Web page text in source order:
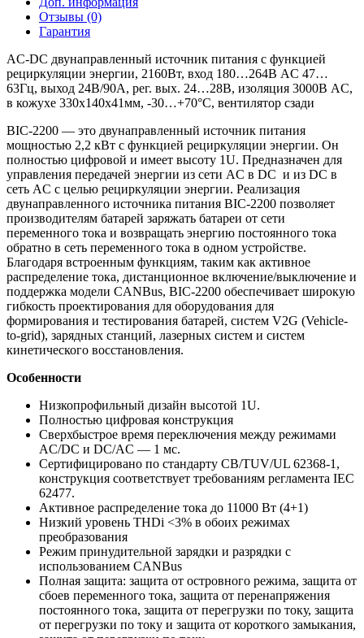
Отзывы (0)
Гарантия
AC-DC двунаправленный источник питания с функцией
рециркуляции энергии, 2160Вт, вход 180…264В AC 47…
63Гц, выход 24В/90А, рег. вых. 24…28В, изоляция 3000В AC,
в кожухе 330х140х41мм, -30…+70°С, вентилятор сзади
BIC-2200 — это двунаправленный источник питания
мощностью 2,2 кВт с функцией рециркуляции энергии. Он
полностью цифровой и имеет высоту 1U. Предназначен для
управления передачей энергии из сети AC в DC и из DC в
сеть AC с целью рециркуляции энергии. Реализация
двунаправленного источника питания BIC-2200 позволяет
производителям батарей заряжать батареи от сети
переменного тока и возвращать энергию постоянного тока
обратно в сеть переменного тока в одном устройстве.
Благодаря встроенным функциям, таким как активное
распределение тока, дистанционное включение/выключение и
поддержка модели CANBus, BIC-2200 обеспечивает широкую
гибкость проектирования для оборудования для
формирования и тестирования батарей, систем V2G (Vehicle-
to-grid), зарядных станций, лазерных систем и систем
кинетического восстановления.
Особенности
Низкопрофильный дизайн высотой 1U.
Полностью цифровая конструкция
Сверхбыстрое время переключения между режимами
AC/DC и DC/AC — 1 мс.
Сертифицировано по стандарту CB/TUV/UL 62368-1,
конструкция соответствует требованиям регламента IEC
62477.
Активное распределение тока до 11000 Вт (4+1)
Низкий уровень THDi <3% в обоих режимах
преобразования
Режим принудительной зарядки и разрядки с
использованием CANBus
Полная защита: защита от островного режима, защита от
сбоев переменного тока, защита от перенапряжения
постоянного тока, защита от перегрузки по току, защита
от перегрузки по току и защита от короткого замыкания,